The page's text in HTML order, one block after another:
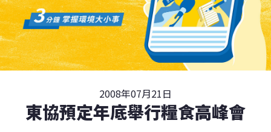
2008年07月21日
東協預定年底舉行糧食高峰會